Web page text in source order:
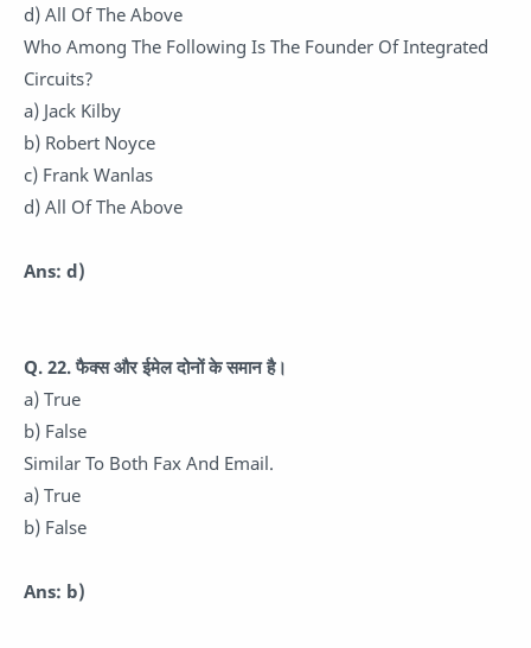
d) All Of The Above
Who Among The Following Is The Founder Of Integrated
Circuits?
a) Jack Kilby
b) Robert Noyce
c) Frank Wanlas
d) All Of The Above
Ans: d)
Q. 22.फैक्स और ईमेल दोनों के समान है।
a) True
b) False
Similar To Both Fax And Email.
a) True
b) False
Ans: b)